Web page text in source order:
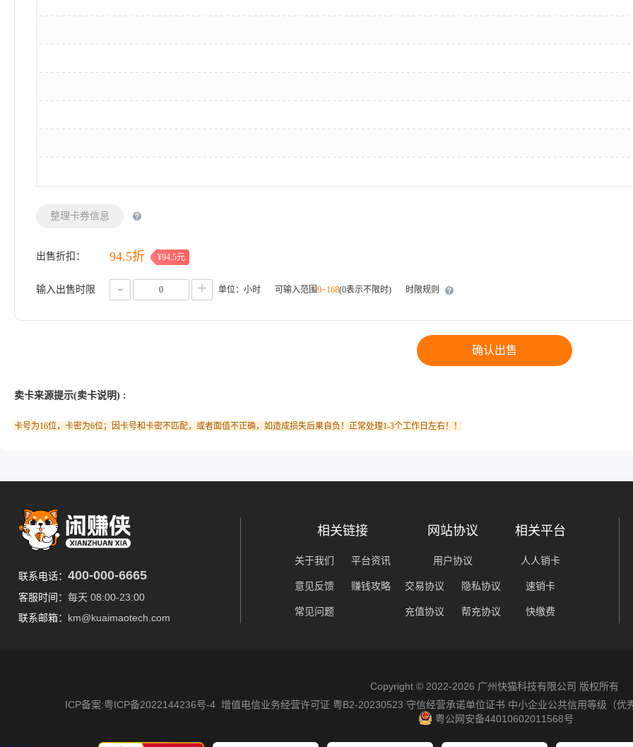
整理卡券信息
出售折扣： 94.5折 ¥94.5元
输入出售时限 - + 单位：小时 可输入范围0~168(0表示不限时) 时限规则
确认出售
卖卡来源提示(卖卡说明) :
卡号为16位，卡密为6位；因卡号和卡密不匹配，或者面值不正确，如造成损失后果自负！正常处理1-3个工作日左右！！
联系电话： 400-000-6665
客服时间： 每天 08:00-23:00
联系邮箱： km@kuaimaotech.com
相关链接
关于我们 平台资讯
意见反馈 赚钱攻略
常见问题
网站协议
用户协议
交易协议 隐私协议
充值协议 帮充协议
相关平台
人人销卡
速销卡
快缴费
Copyright © 2022-2026 广州快猫科技有限公司 版权所有
ICP备案:粤ICP备2022144236号-4 增值电信业务经营许可证 粤B2-20230523 守信经营承诺单位证书中小企业公共信用等级（优秀
粤公网安备44010602011568号